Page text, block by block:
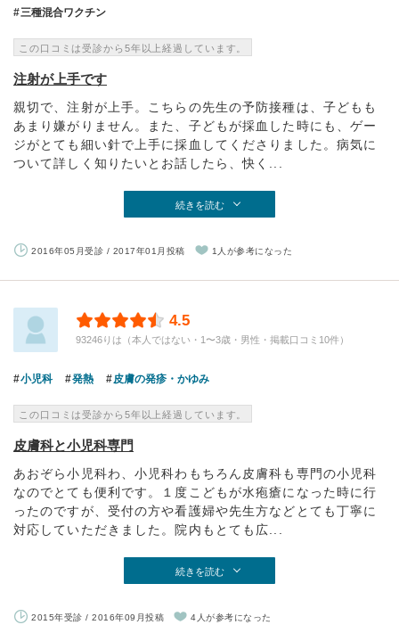
三種混合ワクチン
この口コミは受診から5年以上経過しています。
注射が上手です
親切で、注射が上手。こちらの先生の予防接種は、子どもも
あまり嫌がりません。また、子どもが採血した時にも、ゲー
ジがとても細い針で上手に採血してくださりました。病気に
ついて詳しく知りたいとお話したら、快く...
続きを読む
2016年05月受診 / 2017年01月投稿 1人が参考になった
4.5
93246りは（本人ではない・1〜3歳・男性・掲載口コミ10件）
小児科 発熱 皮膚の発疹・かゆみ
この口コミは受診から5年以上経過しています。
皮膚科と小児科専門
あおぞら小児科わ、小児科わもちろん皮膚科も専門の小児科
なのでとても便利です。１度こどもが水疱瘡になった時に行
ったのですが、受付の方や看護婦や先生方などとても丁寧に
対応していただきました。院内もとても広...
続きを読む
2015年受診 / 2016年09月投稿 4人が参考になった